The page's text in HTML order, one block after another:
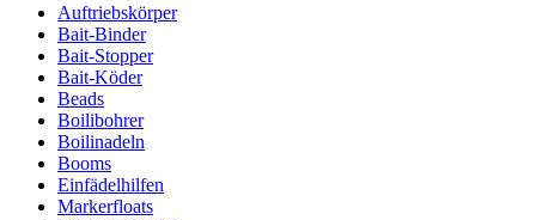
Auftriebskörper
Bait-Binder
Bait-Stopper
Bait-Köder
Beads
Boilibohrer
Boilinadeln
Booms
Einfädelhilfen
Markerfloats